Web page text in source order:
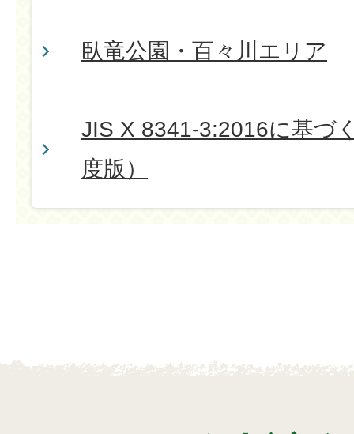
臥竜公園・百々川エリア
JIS X 8341-3:2016に基づ
度版）